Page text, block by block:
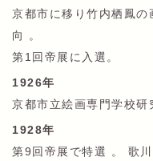
京都市に移り竹内栖鳳
向 。
第1回帝展に入選。
1926年
京都市立絵画専門学校研
1928年
第9回帝展で特選 。 歌